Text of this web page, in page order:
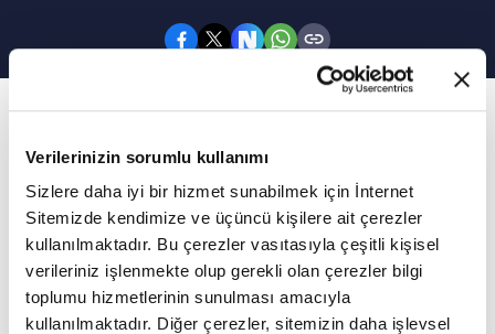
Verilerinizin sorumlu kullanımı
Sizlere daha iyi bir hizmet sunabilmek için İnternet
Sitemizde kendimize ve üçüncü kişilere ait çerezler
kullanılmaktadır. Bu çerezler vasıtasıyla çeşitli kişisel
verileriniz işlenmekte olup gerekli olan çerezler bilgi
toplumu hizmetlerinin sunulması amacıyla
kullanılmaktadır. Diğer çerezler, sitemizin daha işlevsel
61. Bölüm
İlerleme düşüncesi hangi amaçlar için
kullanılır?
İlerleme düşüncesinin temelleri ne zaman
atıldı? İslam dininin akla ve ilme verdiği önem
nedir? "Bilime Dayalı Gelecek Tasavvuru" nasıl